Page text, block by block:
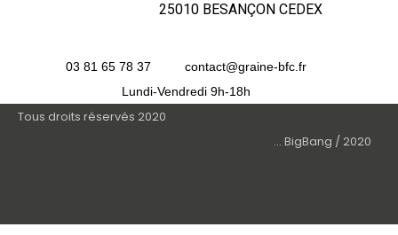
25010 BESANÇON CEDEX
03 81 65 78 37
contact@graine-bfc.fr
Lundi-Vendredi 9h-18h
Tous droits réservés 2020
... BigBang / 2020